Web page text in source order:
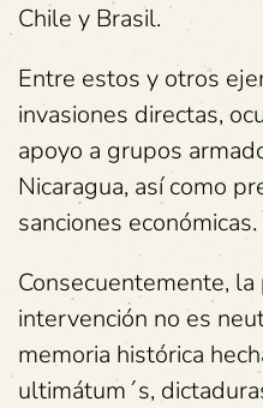
Chile y Brasil.
Entre estos y otros
invasiones directas,
apoyo a grupos
Nicaragua, así como
sanciones económicas.
Consecuentemente,
intervención no es
memoria histórica
ultimátum´s,